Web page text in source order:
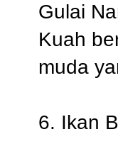
Gulai
Kuah
muda
6. Ikan